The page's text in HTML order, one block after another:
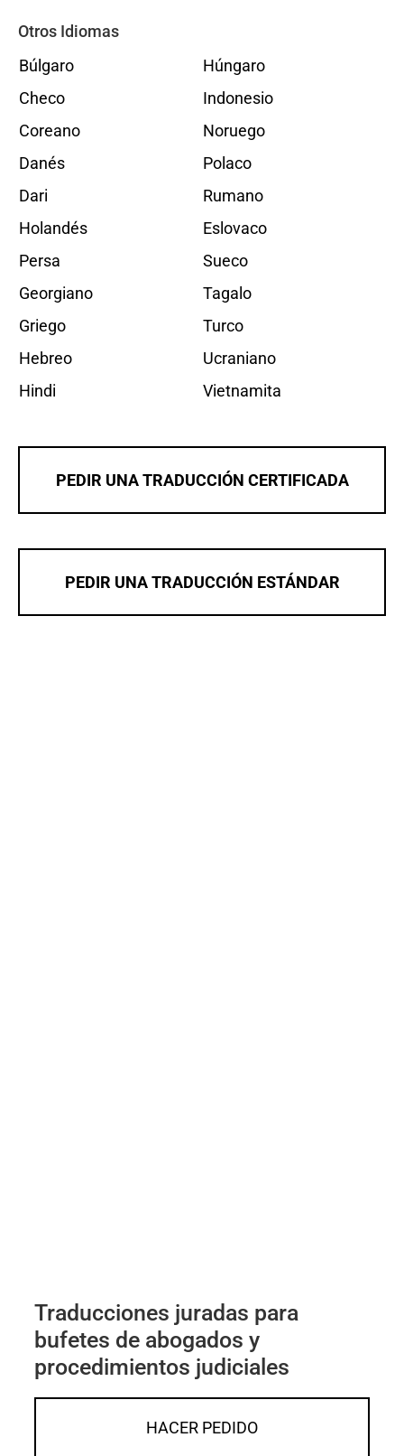
Otros Idiomas
Búlgaro
Checo
Coreano
Danés
Dari
Holandés
Persa
Georgiano
Griego
Hebreo
Hindi
Húngaro
Indonesio
Noruego
Polaco
Rumano
Eslovaco
Sueco
Tagalo
Turco
Ucraniano
Vietnamita
PEDIR UNA TRADUCCIÓN CERTIFICADA
PEDIR UNA TRADUCCIÓN ESTÁNDAR
Traducciones juradas para
bufetes de abogados y
procedimientos judiciales
HACER PEDIDO